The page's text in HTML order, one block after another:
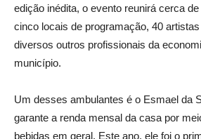
edição inédita, o evento reunirá cerca
cinco locais de programação, 40
diversos outros profissionais da
município.
Um desses ambulantes é o Esmael da
garante a renda mensal da casa por
bebidas em geral. Este ano, ele foi o